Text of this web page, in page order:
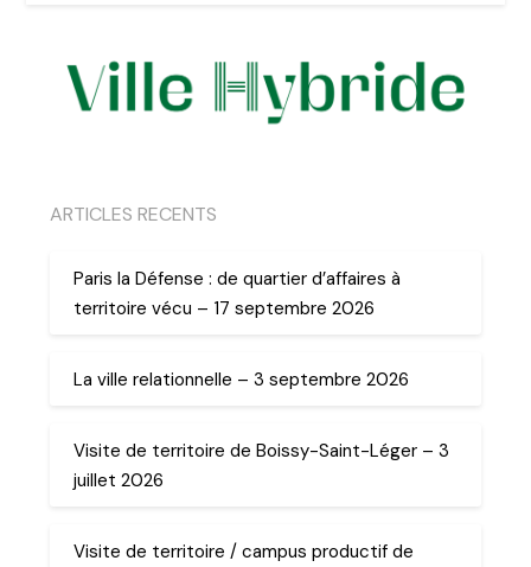
ARTICLES RECENTS
Paris la Défense : de quartier d’affaires à
territoire vécu – 17 septembre 2026
La ville relationnelle – 3 septembre 2026
Visite de territoire de Boissy-Saint-Léger – 3
juillet 2026
Visite de territoire / campus productif de